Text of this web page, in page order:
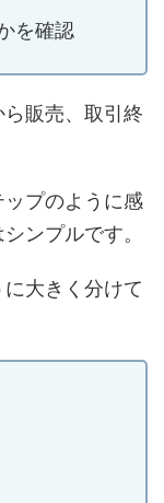
を確認
販売、取引終
プのように感
ンプルです。
大きく分けて